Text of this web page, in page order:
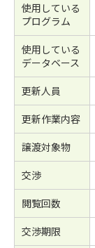
使用している
プログラム
使用している
データベース
更新人員
更新作業内容
譲渡対象物
交渉
閲覧回数
交渉期限